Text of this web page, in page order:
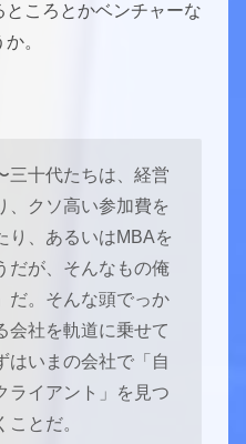
ところとかベンチャーな
。
三十代たちは、経営
、クソ高い参加費を
り、あるいはMBAを
だが、そんなもの俺
だ。そんな頭でっか
会社を軌道に乗せて
はいまの会社で「自
ライアント」を見つ
とだ。